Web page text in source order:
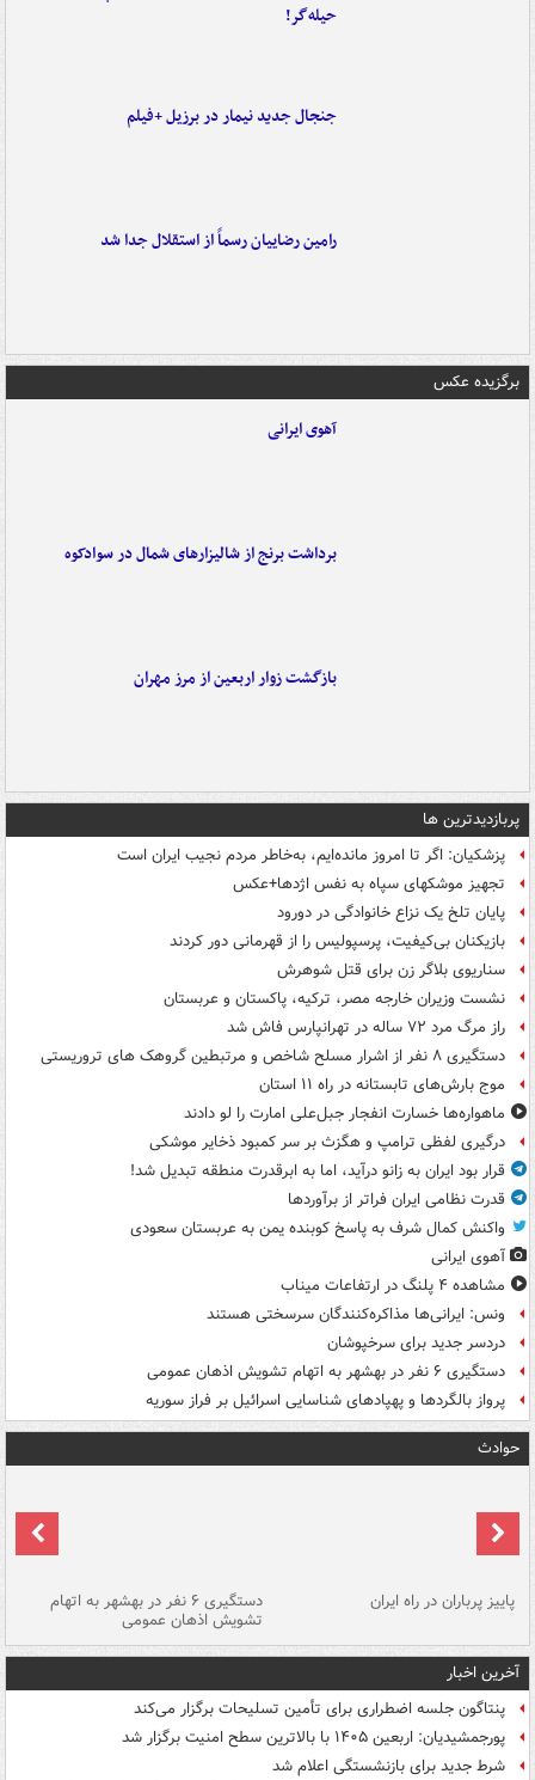
حیله‌گر!
جنجال جدید نیمار در برزیل +فیلم
رامین رضاییان رسماً از استقلال جدا شد
برگزیده عکس
آهوی ایرانی
برداشت برنج از شالیزارهای شمال در سوادکوه
بازگشت زوار اربعین از مرز مهران
پربازدیدترین ها
پزشکیان: اگر تا امروز مانده‌ایم، به‌خاطر مردم نجیب ایران است
تجهیز موشکهای سپاه به نفس اژدها+عکس
پایان تلخ یک نزاع خانوادگی در دورود
بازیکنان بی‌کیفیت، پرسپولیس را از قهرمانی دور کردند
سناریوی بلاگر زن برای قتل شوهرش
نشست وزیران خارجه مصر، ترکیه، پاکستان و عربستان
راز مرگ مرد ۷۲ ساله در تهرانپارس فاش شد
دستگیری ۸ نفر از اشرار مسلح شاخص و مرتبطین گروهک های تروریستی
موج بارش‌های تابستانه در راه ۱۱ استان
ماهواره‌ها خسارت انفجار جبل‌علی امارت را لو دادند
درگیری لفظی ترامپ و هگزث بر سر کمبود ذخایر موشکی
قرار بود ایران به زانو درآید، اما به ابرقدرت منطقه تبدیل شد!
قدرت نظامی ایران فراتر از برآوردها
واکنش کمال شرف به پاسخ کوبنده یمن به عربستان سعودی
آهوی ایرانی
مشاهده ۴ پلنگ در ارتفاعات میناب
ونس: ایرانی‌ها مذاکره‌کنندگان سرسختی هستند
دردسر جدید برای سرخپوشان
دستگیری ۶ نفر در بهشهر به اتهام تشویش اذهان عمومی
پرواز بالگردها و پهپادهای شناسایی اسرائیل بر فراز سوریه
حوادث
پاییز پرباران در راه ایران دستگیری ۶ نفر در بهشهر به اتهام
تشویش اذهان عمومی
آخرین اخبار
پنتاگون جلسه اضطراری برای تأمین تسلیحات برگزار می‌کند
پورجمشیدیان: اربعین ۱۴۰۵ با بالاترین سطح امنیت برگزار شد
شرط جدید برای بازنشستگی اعلام شد